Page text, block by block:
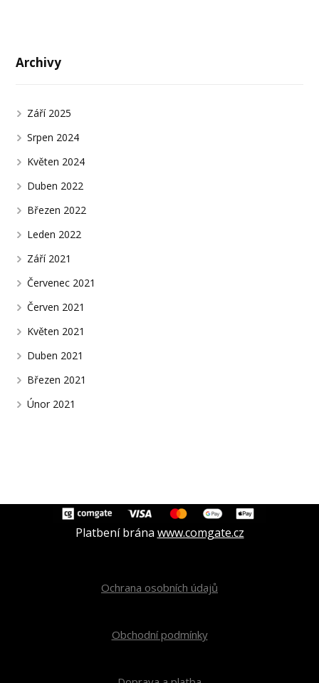
Archivy
Září 2025
Srpen 2024
Květen 2024
Duben 2022
Březen 2022
Leden 2022
Září 2021
Červenec 2021
Červen 2021
Květen 2021
Duben 2021
Březen 2021
Únor 2021
Platbení brána www.comgate.cz
Ochrana osobních údajů
Obchodní podmínky